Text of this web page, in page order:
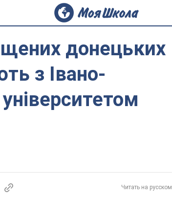
донецьких
з Івано-
Читать на русском